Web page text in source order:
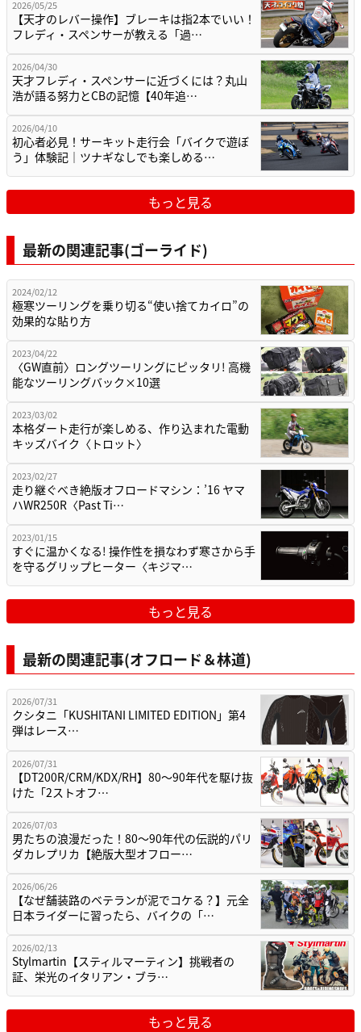
2026/05/25
【天才のレバー操作】ブレーキは指2本でいい！
フレディ・スペンサーが教える「過…
2026/04/30
天才フレディ・スペンサーに近づくには？丸山
浩が語る努力とCBの記憶【40年追…
2026/04/10
初心者必見！サーキット走行会「バイクで遊ぼ
う」体験記｜ツナギなしでも楽しめる…
もっと見る
最新の関連記事(ゴーライド)
2024/02/12
極寒ツーリングを乗り切る“使い捨てカイロ”の
効果的な貼り方
2023/04/22
〈GW直前〉ロングツーリングにピッタリ! 高機
能なツーリングバック×10選
2023/03/02
本格ダート走行が楽しめる、作り込まれた電動
キッズバイク〈トロット〉
2023/02/27
走り継ぐべき絶版オフロードマシン：’16 ヤマ
ハWR250R〈Past Ti…
2023/01/15
すぐに温かくなる! 操作性を損なわず寒さから手
を守るグリップヒーター〈キジマ…
もっと見る
最新の関連記事(オフロード＆林道)
2026/07/31
クシタニ「KUSHITANI LIMITED EDITION」第4
弾はレース…
2026/07/31
【DT200R/CRM/KDX/RH】80〜90年代を駆け抜
けた「2ストオフ…
2026/07/03
男たちの浪漫だった！80〜90年代の伝説的パリ
ダカレプリカ【絶版大型オフロー…
2026/06/26
【なぜ舗装路のベテランが泥でコケる？】元全
日本ライダーに習ったら、バイクの「…
2026/02/13
Stylmartin【スティルマーティン】挑戦者の
証、栄光のイタリアン・ブラ…
もっと見る